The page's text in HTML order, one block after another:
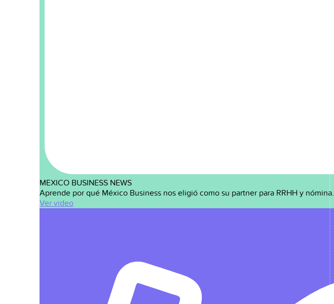
MEXICO BUSINESS NEWS
Aprende por qué México Business nos eligió como su partner para RRHH y nómina.
Ver video